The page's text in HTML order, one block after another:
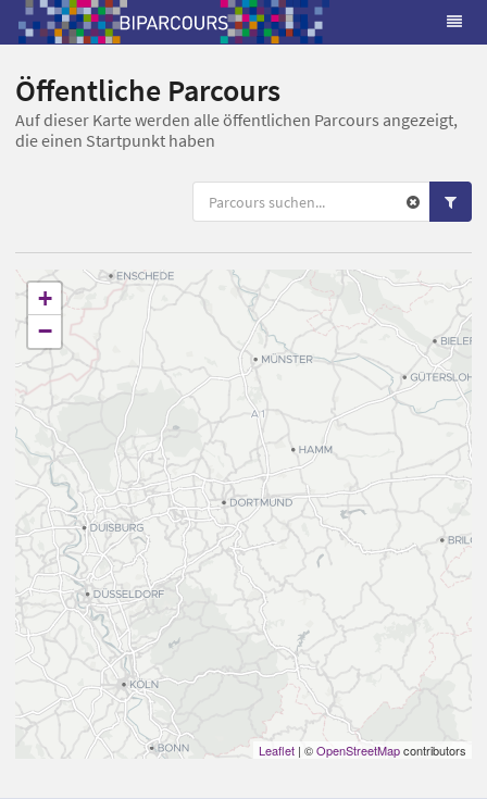
Öffentliche Parcours
Auf dieser Karte werden alle öffentlichen Parcours angezeigt,
die einen Startpunkt haben
+
−
Leaflet | ©OpenStreetMapcontributors